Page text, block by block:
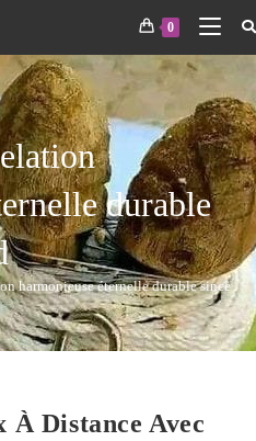
0
durable
harmonieuse éternelle durable sincère
À Distance Avec